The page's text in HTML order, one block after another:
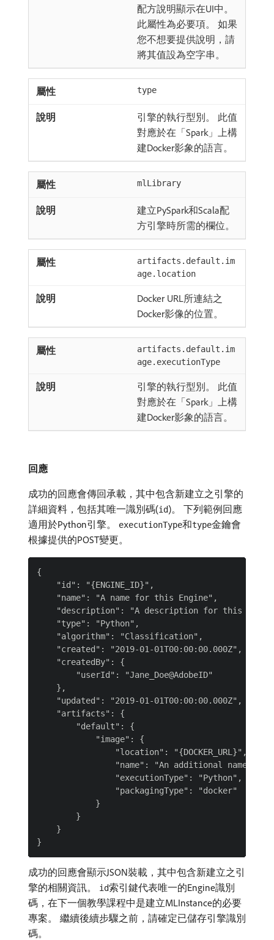
配方說明顯示在UI中。
此屬性為必要項。 如果
您不想要提供說明，請
將其值設為空字串。
type
引擎的執行型別。 此值
對應於在「Spark」上構
建Docker影象的語言。
mlLibrary
建立PySpark和Scala配
方引擎時所需的欄位。
artifacts.default.im
age.location
Docker URL所連結之
Docker影像的位置。
artifacts.default.im
age.executionType
引擎的執行型別。 此值
對應於在「Spark」上構
建Docker影象的語言。
回應
成功的回應會傳回承載，其中包含新建立之引擎的
詳細資料，包括其唯一識別碼(id)。 下列範例回應
適用於Python引擎。
executionType和type金鑰會
根據提供的POST變更。
{
    "id": "{ENGINE_ID}",
    "name": "A name for this Engine",
"description": "A description for this
    "type": "Python",
    "algorithm": "Classification",
    "created": "2019-01-01T00:00:00.000Z",
    "createdBy": {
        "userId": "Jane_Doe@AdobeID"
    },
    "updated": "2019-01-01T00:00:00.000Z",
    "artifacts": {
        "default": {
            "image": {
                "location": "{DOCKER_URL}",
"name": "An additional name for
                "executionType": "Python",
                "packagingType": "docker"
            }
        }
    }
成功的回應會顯示JSON裝載，其中包含新建立之引
擎的相關資訊。
id索引鍵代表唯一的Engine識別
碼，在下一個教學課程中是建立MLInstance的必要
專案。 繼續後續步驟之前，請確定已儲存引擎識別
碼。